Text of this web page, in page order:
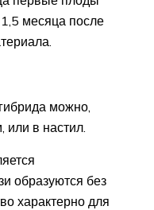
месяца после
можно,
в настил.
образуются без
характерно для